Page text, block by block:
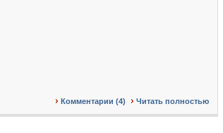
Комментарии (4) Читать полностью